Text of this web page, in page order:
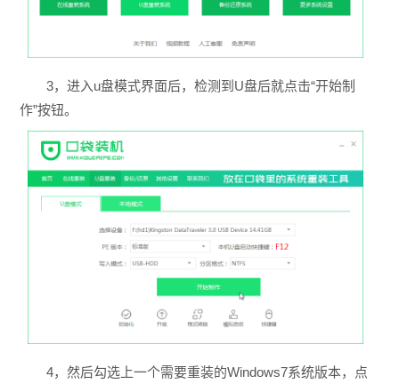
3，进入u盘模式界面后，检测到U盘后就点击“开始制
作”按钮。
4，然后勾选上一个需要重装的Windows7系统版本，点